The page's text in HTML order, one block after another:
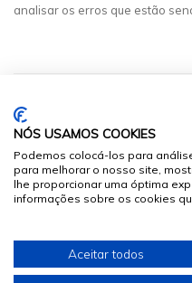
analisar os erros que estão
© 2026 Sumários.org
Desenvolvido
NÓS USAMOS COOKIES
Podemos colocá-los para
para melhorar o nosso site,
lhe proporcionar uma óptima
informações sobre os cookies
Aceitar todos